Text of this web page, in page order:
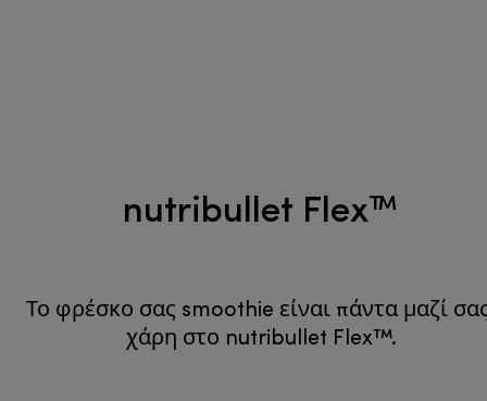
nutribullet Flex™
Το φρέσκο σας smoothie είναι πάντα μαζί
χάρη στο nutribullet Flex™.